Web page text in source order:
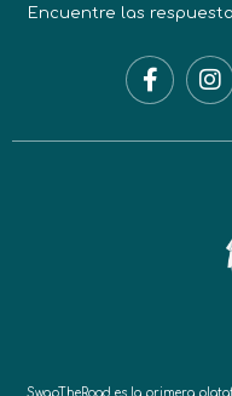
Encuentre las
SwapTheRoad es la primera